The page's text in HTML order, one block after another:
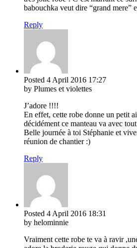
babouchka veut dire “grand mere”
Reply
Posted 4 April 2016 17:27
by Plumes et violettes
J’adore !!!!
En effet, cette robe donne un petit
décidément ce manteau va avec
Belle journée à toi Stéphanie et
réunion de chantier :)
Reply
Posted 4 April 2016 18:31
by helominnie
Vraiment cette robe te va à ravir